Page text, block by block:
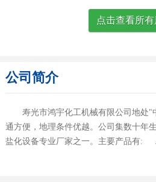
点击查看所
公司简介
寿光市鸿宇化工机械有限公司地处"
通方便，地理条件优越。公司集数十年
盐化设备专业厂家之一。主要产品有: